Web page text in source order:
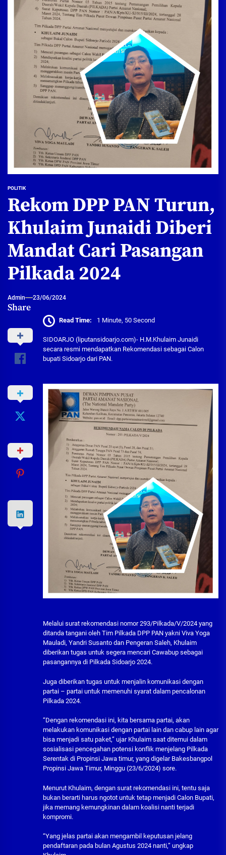
POLITIK
Rekom DPP PAN Turun,
Khulaim Junaidi Diberi
Mandat Cari Pasangan
Pilkada 2024
Admin 23/06/2024
Share
Read Time: 1 Minute, 50 Second
SIDOARJO (liputansidoarjo.com)- H.M.Khulaim Junaidi
secara resmi mendapatkan Rekomendasi sebagai Calon
bupati Sidoarjo dari PAN.
Melalui surat rekomendasi nomor 293/Pilkada/V/2024 yang
ditanda tangani oleh Tim Pilkada DPP PAN yakni Viva Yoga
Mauladi, Yandri Susanto dan Pengeran Saleh, Khulaim
diberikan tugas untuk segera mencari Cawabup sebagai
pasangannya di Pilkada Sidoarjo 2024.
Juga diberikan tugas untuk menjalin komunikasi dengan
partai – partai untuk memenuhi syarat dalam pencalonan
Pilkada 2024.
“Dengan rekomendasi ini, kita bersama partai, akan
melakukan komunikasi dengan partai lain dan cabup lain agar
bisa menjadi satu paket,” ujar Khulaim saat ditemui dalam
sosialisasi pencegahan potensi konflik menjelang Pilkada
Serentak di Propinsi Jawa timur, yang digelar Bakesbangpol
Propinsi Jawa Timur, Minggu (23/6/2024) sore.
Menurut Khulaim, dengan surat rekomendasi ini, tentu saja
bukan berarti harus ngotot untuk tetap menjadi Calon Bupati,
jika memang kemungkinan dalam koalisi nanti terjadi
kompromi.
“Yang jelas partai akan mengambil keputusan jelang
pendaftaran pada bulan Agustus 2024 nanti,” ungkap